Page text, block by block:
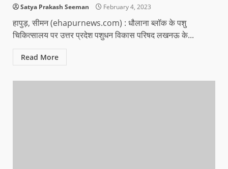
Satya Prakash Seeman February 4, 2023
हापुड़, सीमन (ehapurnews.com) : धौलाना ब्लॉक के पशु
चिकित्सालय पर उत्तर प्रदेश पशुधन विकास परिषद लखनऊ के...
Read More